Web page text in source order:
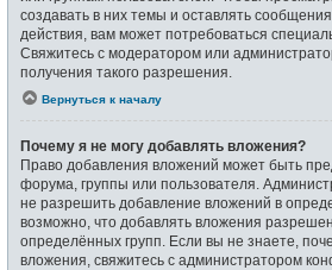
создавать в них темы и оставлять
действия, вам может потребоваться
Свяжитесь с модератором или
получения такого разрешения.
Вернуться к началу
Почему я не могу добавлять вложения?
Право добавления вложений может быть
форума, группы или пользователя.
не разрешить добавление вложений в
возможно, что добавлять вложения
определённых групп. Если вы не знаете,
вложения, свяжитесь с администратором